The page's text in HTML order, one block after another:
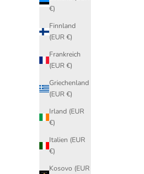
€)
Finnland
(EUR €)
Frankreich
(EUR €)
Griechenland
(EUR €)
Irland (EUR
€)
Italien (EUR
€)
Kosovo (EUR